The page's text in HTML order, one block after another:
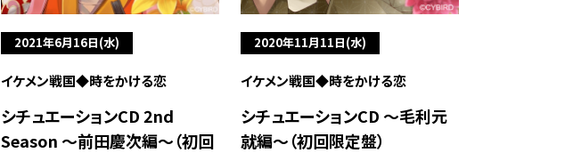
2021年6月16日(水)
イケメン戦国◆時をかける恋
シチュエーションCD 2nd
Season ～前田慶次編～（初回
2020年11月11日(水)
イケメン戦国◆時をかける恋
シチュエーションCD ～毛利元
就編～（初回限定盤）